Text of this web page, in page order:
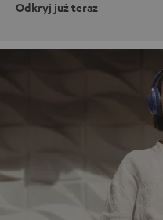
Odkryj już teraz